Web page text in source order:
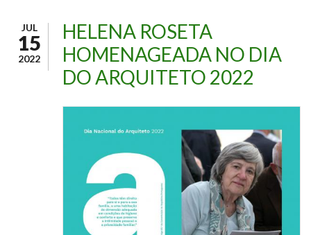
JUL
15
2022
HELENA ROSETA
HOMENAGEADA NO DIA
DO ARQUITETO 2022